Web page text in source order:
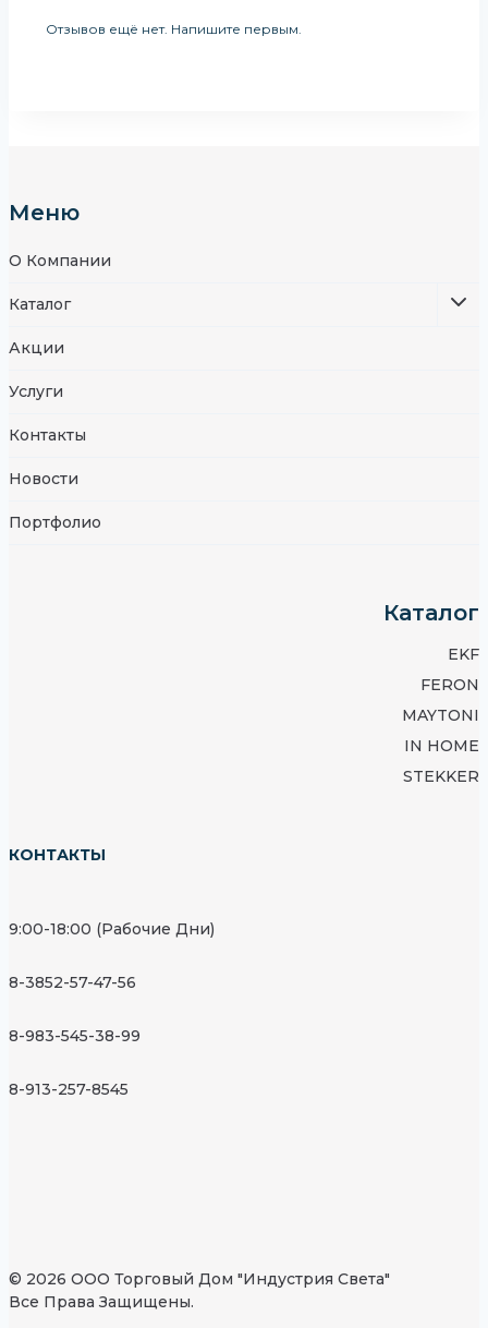
Отзывов ещё нет. Напишите первым.
Меню
О Компании
Каталог
Акции
Услуги
Контакты
Новости
Портфолио
Каталог
EKF
FERON
MAYTONI
IN HOME
STEKKER
КОНТАКТЫ
9:00-18:00 (Рабочие Дни)
8-3852-57-47-56
8-983-545-38-99
8-913-257-8545
© 2026 ООО Торговый Дом "Индустрия Света"
Все Права Защищены.